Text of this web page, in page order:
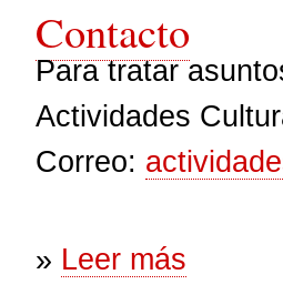
Contacto
Para tratar
Actividades
Correo:
» Leer más